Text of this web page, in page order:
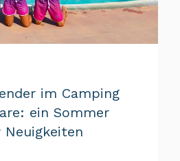
im Camping
ein Sommer